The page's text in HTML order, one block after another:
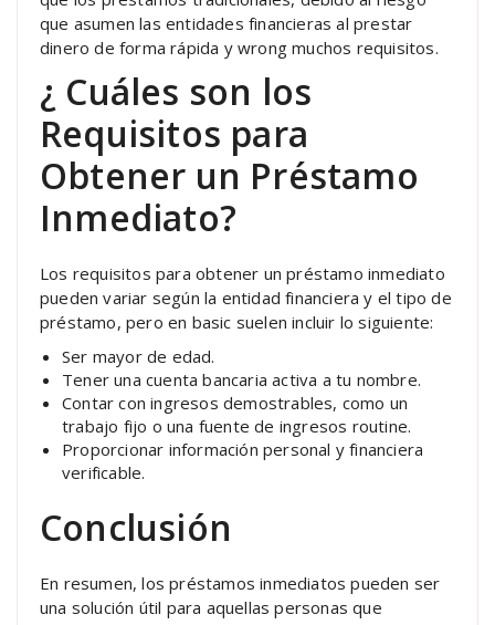
que asumen las entidades financieras al prestar
dinero de forma rápida y wrong muchos requisitos.
¿ Cuáles son los
Requisitos para
Obtener un Préstamo
Inmediato?
Los requisitos para obtener un préstamo inmediato
pueden variar según la entidad financiera y el tipo de
préstamo, pero en basic suelen incluir lo siguiente:
Ser mayor de edad.
Tener una cuenta bancaria activa a tu nombre.
Contar con ingresos demostrables, como un
trabajo fijo o una fuente de ingresos routine.
Proporcionar información personal y financiera
verificable.
Conclusión
En resumen, los préstamos inmediatos pueden ser
una solución útil para aquellas personas que